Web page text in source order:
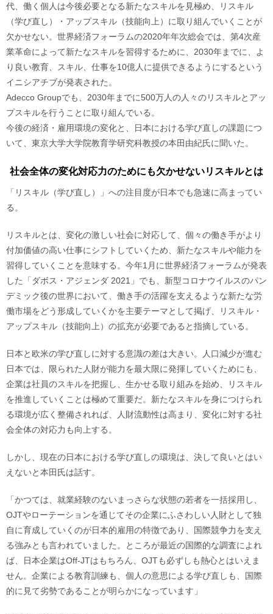
代、働く個人は今後必要となる新たなスキルを見極め、リスキル
（学び直し）・アップスキル（技能向上）に取り組んでいくことが
欠かせない。世界経済フォーラムの2020年年次総会では、第4次産
業革命によって新たなスキルを習得するために、2030年までに、よ
り良い教育、スキル、仕事を10億人に提供できるようにするという
イニシアチブが発表された。
Adecco Groupでも、2030年までに500万人の人々のリスキルとアッ
プスキルを行うことに取り組んでいる。
今後の経済・雇用環境の変化と、日本における学び直しの課題につ
いて、東京大学大学院教育学研究科教授の本田由紀氏に聞いた。
社会全体の変化対応力のためにも欠かせないリスキルとは
「リスキル（学び直し）」への注目度が日本でも急速に高まってい
る。
リスキルとは、変化の激しい社会に対応して、個々の働き手がより
付加価値の高い仕事にシフトしていくため、新たなスキルや能力を
習得していくことを意味する。今年1月に世界経済フォーラムが発表
した「ダボス・アジェンダ 2021」でも、新型コロナウイルスのパン
デミック後の世界において、働き手の活躍を支えるような新たな労
働市場をどう形成していくかを主要テーマとして掲げ、リスキル・
アップスキル（技能向上）の拡充が必要であると指摘している。
日本と欧米の学び直しに対する意識の差は大きい。人口減少が進む
日本では、限られた人財が能力を最大限に発揮していくためにも、
企業は社員のスキルを把握し、生かせる取り組みを始め、リスキル
を推進していくことは極めて重要だ。新たなスキルを身につけられ
る環境が広く整備されれば、人財流動性は高まり、変化に対する社
会全体の対応力も向上する。
しかし、現在の日本における学び直しの環境は、決して良いとはい
えないと本田氏は話す。
「かつては、就業経験のないまっさらな状態の若者を一括採用し、
OJTやローテーションを通じてその企業にふさわしい人財として独
自に育成していくのが日本的雇用の特徴であり、国際競争力を支え
る強みとも言われていました。ところが最近の国際的な調査によれ
ば、日本企業はOff-JTはもちろん、OJTも必ずしも熱心とはいえま
せん。企業による教育訓練も、個人の意思による学び直しも、国際
的に見て劣勢であることが明らかになっています」